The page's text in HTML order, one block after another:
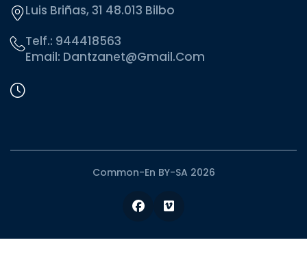
Luis Briñas, 31 48.013 Bilbo
Telf.: 944418563
Email: Dantzanet@gmail.com
Common-En BY-SA 2026
Facebook
Vimeo